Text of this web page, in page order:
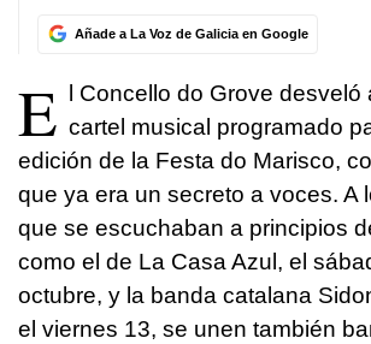
Añade a La Voz de Galicia en Google
E l Concello do Grove desveló
cartel musical programado
edición de la Festa do Marisco,
que ya era un secreto a voces. A
que se escuchaban a principios
como el de La Casa Azul, el
octubre, y la banda catalana
el viernes 13, se unen también